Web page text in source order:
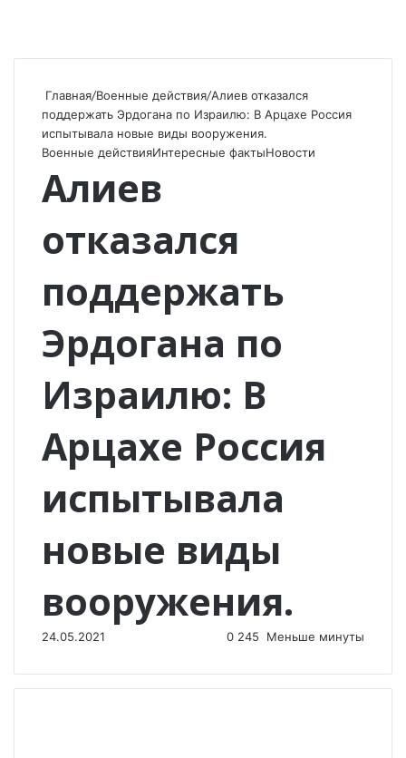
Главная/Военные действия/Алиев отказался
поддержать Эрдогана по Израилю: В Арцахе Россия
испытывала новые виды вооружения.
Военные действияИнтересные фактыНовости
Алиев
отказался
поддержать
Эрдогана по
Израилю: В
Арцахе Россия
испытывала
новые виды
вооружения.
24.05.2021 0 245 Меньше минуты